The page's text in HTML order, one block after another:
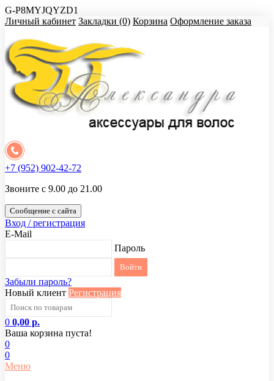
G-P8MYJQYZD1
Личный кабинет Закладки (0) Корзина Оформление заказа
+7 (952) 902-42-72
Звоните с 9.00 до 21.00
Сообщение с сайта
Вход / регистрация
E-Mail
Пароль
Забыли пароль?
Новый клиент Регистрация
0 0,00 р.
Ваша корзина пуста!
0
0
Меню